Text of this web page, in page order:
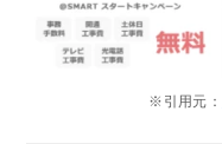
※引用元：